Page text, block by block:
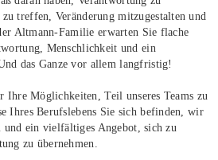
treffen, Veränderung mitzugestalten und
Altmann-Familie erwarten Sie flache
Menschlichkeit und ein
das Ganze vor allem langfristig!
Ihre Möglichkeiten, Teil unseres Teams zu
Ihres Berufslebens Sie sich befinden, wir
und ein vielfältiges Angebot, sich zu
zu übernehmen.